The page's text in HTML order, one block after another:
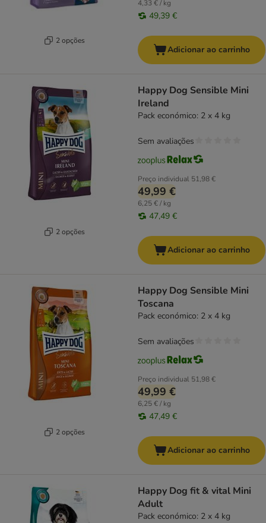
2 opções
4,33 € / kg
49,39 €
Adicionar ao carrinho
2 opções
Happy Dog Sensible Mini
Ireland
Pack económico: 2 x 4 kg
Preço individual 51,98 €
49,99 €
6,25 € / kg
47,49 €
Sem avaliações
Adicionar ao carrinho
2 opções
Happy Dog Sensible Mini
Toscana
Pack económico: 2 x 4 kg
Preço individual 51,98 €
49,99 €
6,25 € / kg
47,49 €
Sem avaliações
Adicionar ao carrinho
Happy Dog fit & vital Mini
Adult
Pack económico: 2 x 4 kg